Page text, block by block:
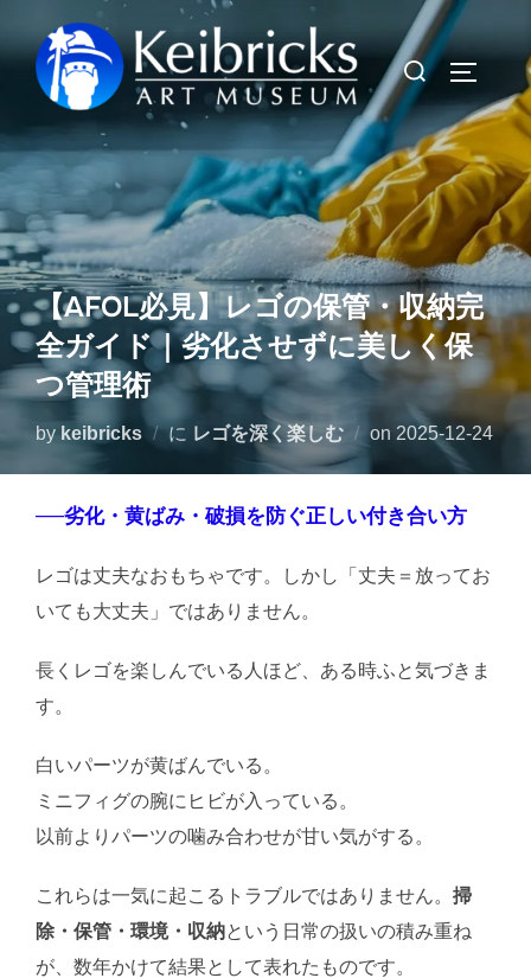
ツ
ス
キ
ッ
プ
検
索
対
象:
サイド
【AFOL必見】レゴの保管・収納完
全ガイド｜劣化させずに美しく保
つ管理術
by keibricks に レゴを深く楽しむ on 投
2025-12-24
──劣化・黄ばみ・破損を防ぐ正しい付き合い方
レゴは丈夫なおもちゃです。しかし「丈夫＝放ってお
いても大丈夫」ではありません。
長くレゴを楽しんでいる人ほど、ある時ふと気づきま
す。
白いパーツが黄ばんでいる。
ミニフィグの腕にヒビが入っている。
以前よりパーツの噛み合わせが甘い気がする。
これらは一気に起こるトラブルではありません。 掃
除・保管・環境・収納という日常の扱いの積み重ね
が、数年かけて結果として表れたものです。